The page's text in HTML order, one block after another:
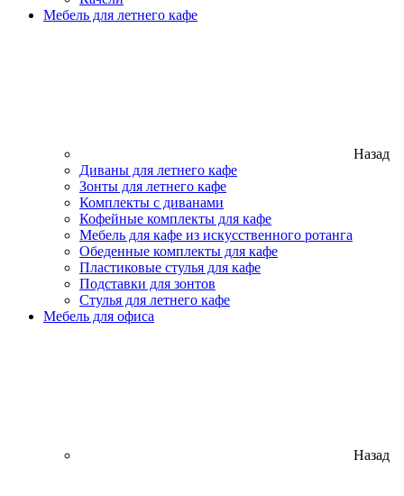
Мебель для летнего кафе
Назад
Диваны для летнего кафе
Зонты для летнего кафе
Комплекты с диванами
Кофейные комплекты для кафе
Мебель для кафе из искусственного ротанга
Обеденные комплекты для кафе
Пластиковые стулья для кафе
Подставки для зонтов
Стулья для летнего кафе
Мебель для офиса
Назад